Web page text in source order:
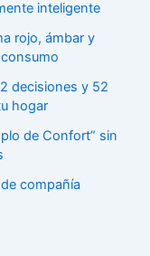
inteligente
rojo, ámbar y
decisiones y 52
hogar
de Confort” sin
compañía